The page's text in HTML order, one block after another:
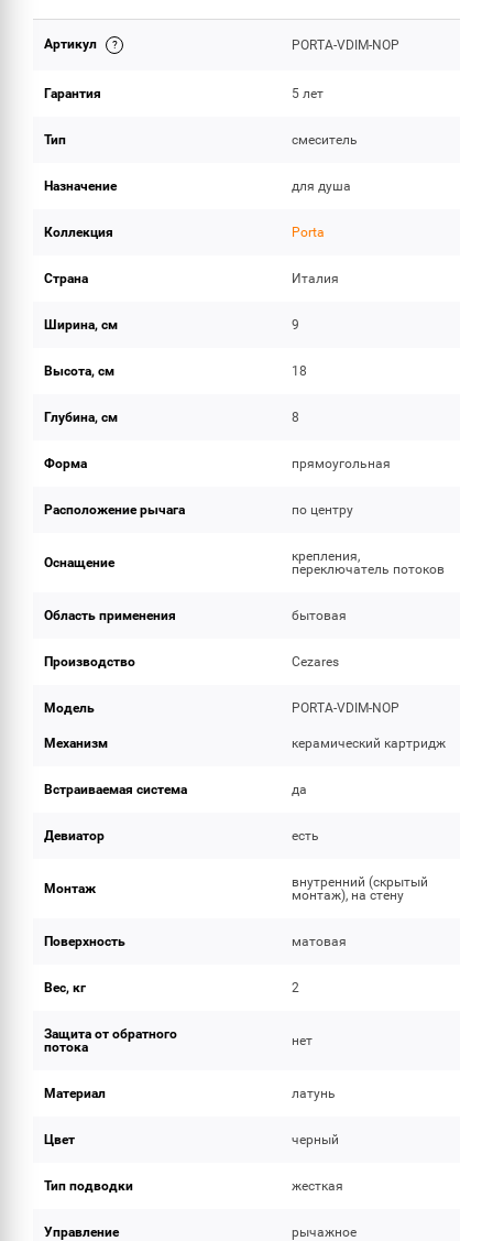
ОБЪЕМ ПОСТАВКИ
Артикул PORTA-VDIM-NOP
Гарантия 5 лет
Тип смеситель
Назначение для душа
Коллекция Porta
Страна Италия
Ширина, см 9
Высота, см 18
Глубина, см 8
Форма прямоугольная
Расположение рычага по центру
Оснащение
крепления,
переключатель потоков
Область применения бытовая
Производство Cezares
Модель PORTA-VDIM-NOP
Механизм керамический картридж
Встраиваемая система да
Девиатор есть
Монтаж
внутренний (скрытый
монтаж), на стену
Поверхность матовая
Вес, кг 2
Защита от обратного
потока
нет
Материал латунь
Цвет черный
Тип подводки жесткая
Управление рычажное